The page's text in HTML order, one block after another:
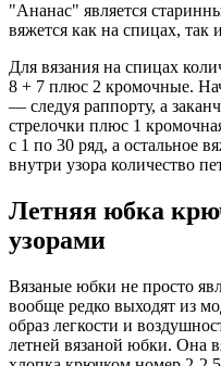
"Ананас" является
вяжется как на спицах, так
Для вязания на спицах
8 + 7 плюс 2 кромочные.
— следуя раппорту, а
стрелочки плюс 1
с 1 по 30 ряд, а остальное
внутри узора количество
Летняя юбка
узорами
Вязаные юбки не просто
вообще редко выходят из
образ легкости и
летней вязаной юбки. Она